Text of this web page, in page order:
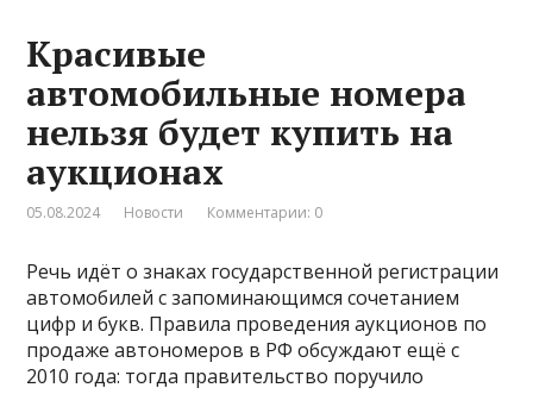
Красивые
автомобильные номера
нельзя будет купить на
аукционах
05.08.2024 Новости Комментарии: 0
Речь идёт о знаках государственной регистрации
автомобилей с запоминающимся сочетанием
цифр и букв. Правила проведения аукционов по
продаже автономеров в РФ обсуждают ещё с
2010 года: тогда правительство поручило